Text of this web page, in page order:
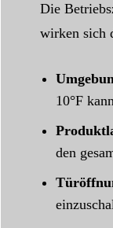
Die
wirken sich
10°F
den